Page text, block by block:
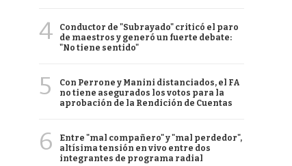
4
Conductor de "Subrayado" criticó el paro
de maestros y generó un fuerte debate:
"No tiene sentido"
5
Con Perrone y Manini distanciados, el FA
no tiene asegurados los votos para la
aprobación de la Rendición de Cuentas
6
Entre "mal compañero" y "mal perdedor",
altísima tensión en vivo entre dos
integrantes de programa radial